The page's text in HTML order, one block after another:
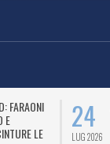
FARAONI
E
LE
24
LUG 2026